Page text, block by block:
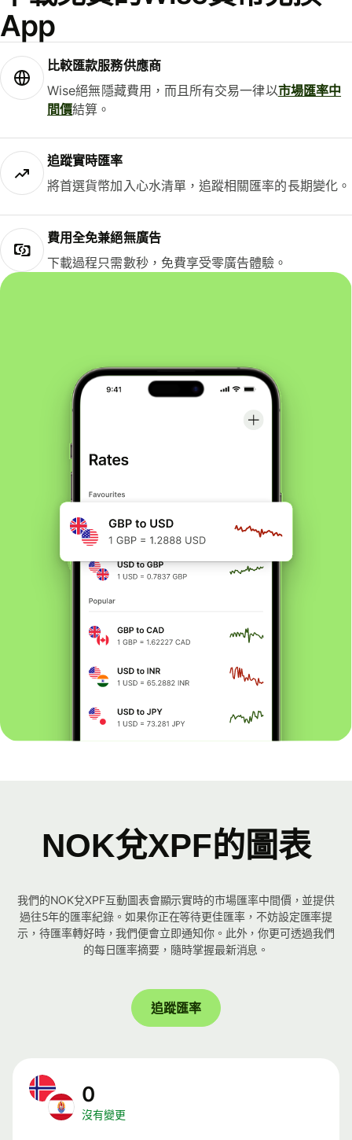
App
比較匯款服務供應商
Wise絕無隱藏費用，而且所有交易一律以市場匯率中
間價結算。
追蹤實時匯率
將首選貨幣加入心水清單，追蹤相關匯率的長期變化。
費用全免兼絕無廣告
下載過程只需數秒，免費享受零廣告體驗。
NOK兌XPF的圖表
我們的NOK兌XPF互動圖表會顯示實時的市場匯率中間價，並提供
過往5年的匯率紀錄。如果你正在等待更佳匯率，不妨設定匯率提
示，待匯率轉好時，我們便會立即通知你。此外，你更可透過我們
的每日匯率摘要，隨時掌握最新消息。
追蹤匯率
0
沒有變更